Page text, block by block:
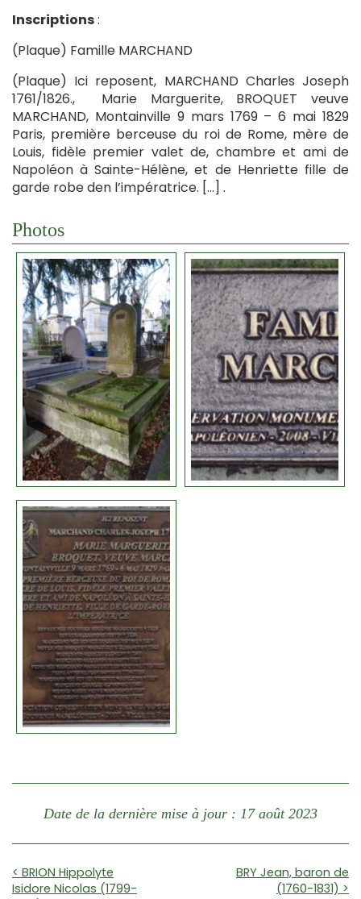
Inscriptions:
(Plaque) Famille MARCHAND
(Plaque) Ici reposent, MARCHAND Charles Joseph
1761/1826., Marie Marguerite, BROQUET veuve
MARCHAND, Montainville 9 mars 1769 – 6 mai 1829
Paris, première berceuse du roi de Rome, mère de
Louis, fidèle premier valet de, chambre et ami de
Napoléon à Sainte-Hélène, et de Henriette fille de
garde robe den l’impératrice. […] .
Photos
Date de la dernière mise à jour : 17 août 2023
< BRION Hippolyte
Isidore Nicolas (1799-
BRY Jean, baron de
(1760-1831) >